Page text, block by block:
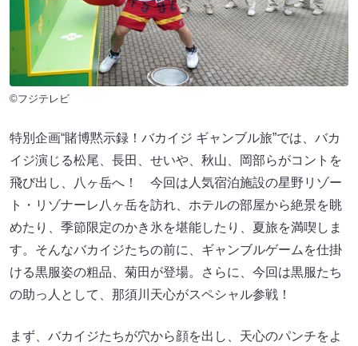
©フジテレビ
特別企画“賭博黙示録！バカイジ ギャンブル旅”では、バカ
イジ演じる松尾、長田、せいや、秋山、岡部らがコントを
飛び出し、八ヶ岳へ！ 今回は人気宿泊施設の星野リゾー
ト・リゾナーレ八ヶ岳を訪れ、ホテルの部屋から絶景を眺
めたり、季節限定のかき氷を堪能したり、夏旅を満喫しま
す。そんなバカイジたちの前に、ギャンブルゲームを仕掛
ける黒服姿の粗品、菊田が登場。さらに、今回は黒服たち
の助っ人として、那須川天心がスペシャル参戦！
まず、バカイジたちが穴から顔を出し、天心のパンチをよ